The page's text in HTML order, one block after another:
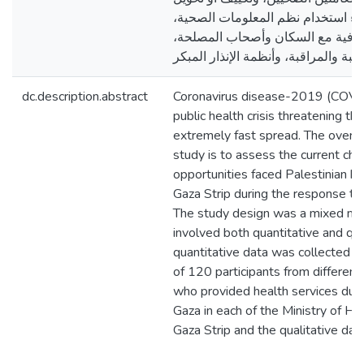
استخدام نظم المعلومات الصحية،
مع السكان وأصحاب المصلحة،
dc.description.abstract
Coronavirus disease-2019
public health crisis threatening
extremely fast spread. The
study is to assess the current
opportunities faced Palestinian
Gaza Strip during the response
The study design was a mixed
involved both quantitative and
quantitative data was collected
of 120 participants from different
who provided health services
Gaza in each of the Ministry of
Gaza Strip and the qualitative